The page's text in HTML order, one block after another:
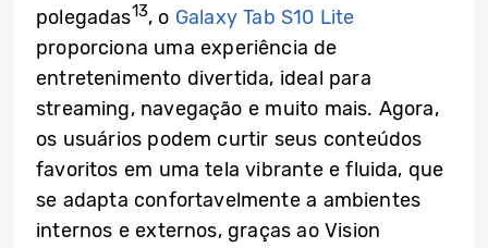
polegadas13, o Galaxy Tab S10 Lite
proporciona uma experiência de
entretenimento divertida, ideal para
streaming, navegação e muito mais. Agora,
os usuários podem curtir seus conteúdos
favoritos em uma tela vibrante e fluida, que
se adapta confortavelmente a ambientes
internos e externos, graças ao Vision